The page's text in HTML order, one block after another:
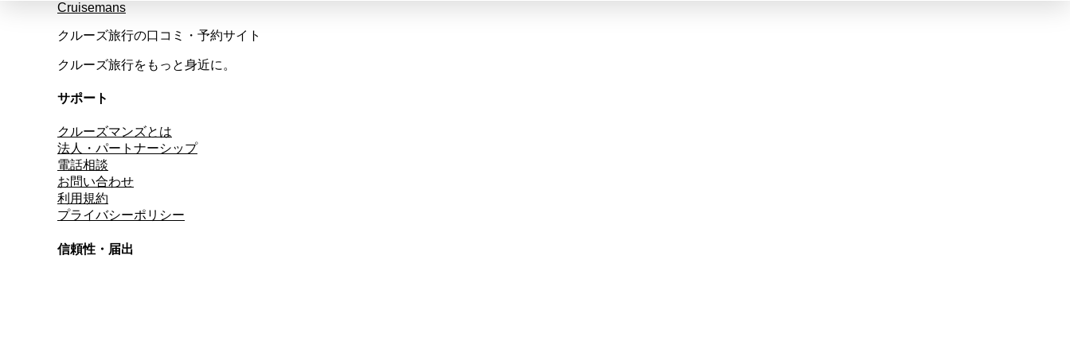
Cruisemans
クルーズ旅行の口コミ・予約サイト
クルーズ旅行をもっと身近に。
サポート
クルーズマンズとは
法人・パートナーシップ
電話相談
お問い合わせ
利用規約
プライバシーポリシー
信頼性・届出